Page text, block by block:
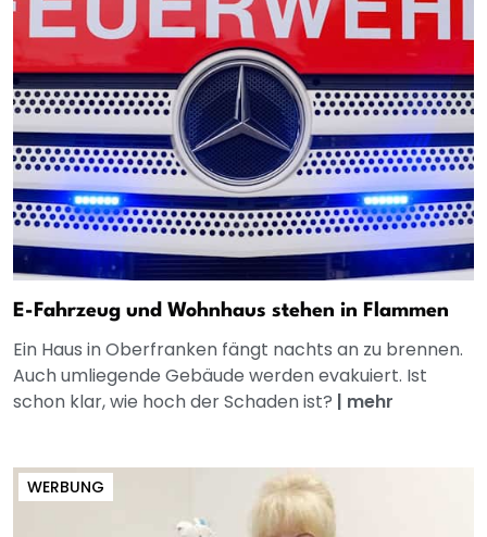
E-Fahrzeug und Wohnhaus stehen in Flammen
Ein Haus in Oberfranken fängt nachts an zu brennen.
Auch umliegende Gebäude werden evakuiert. Ist
schon klar, wie hoch der Schaden ist? | mehr
WERBUNG